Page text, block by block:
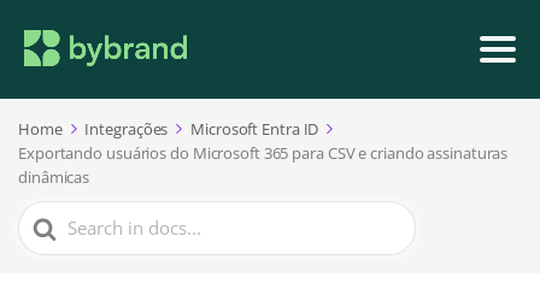
Home Integrações
Microsoft Entra ID
Exportando usuários do Microsoft 365 para CSV e criando assinaturas
dinâmicas
Search
For